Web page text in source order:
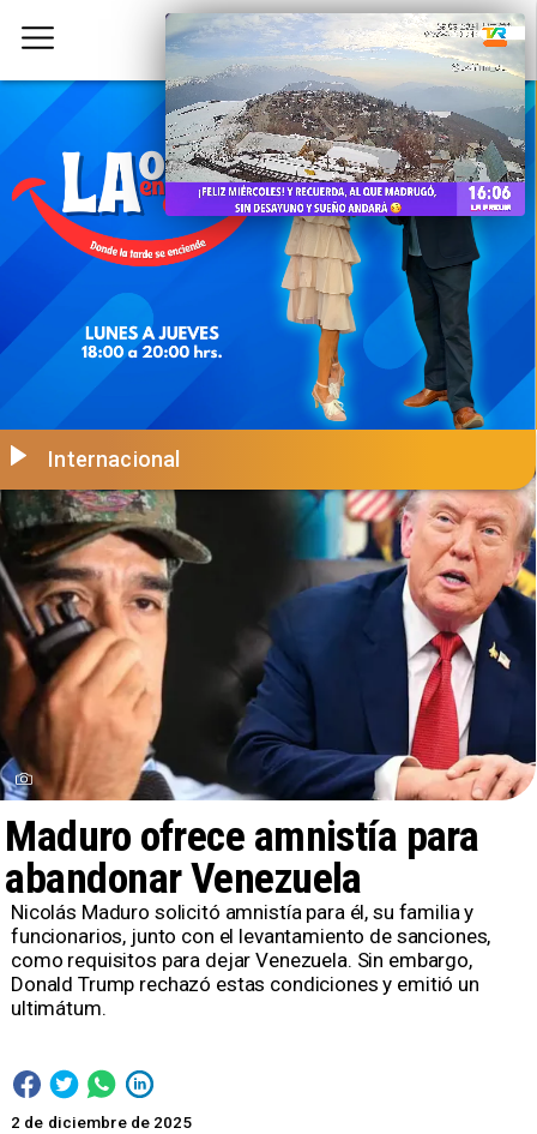
Maduro ofrece amnistía para
abandonar Venezuela
Internacional
2 de diciembre de 2025
Nicolás Maduro solicitó amnistía para él, su familia y
funcionarios, junto con el levantamiento de sanciones,
como requisitos para dejar Venezuela. Sin embargo,
Donald Trump rechazó estas condiciones y emitió un
ultimátum.